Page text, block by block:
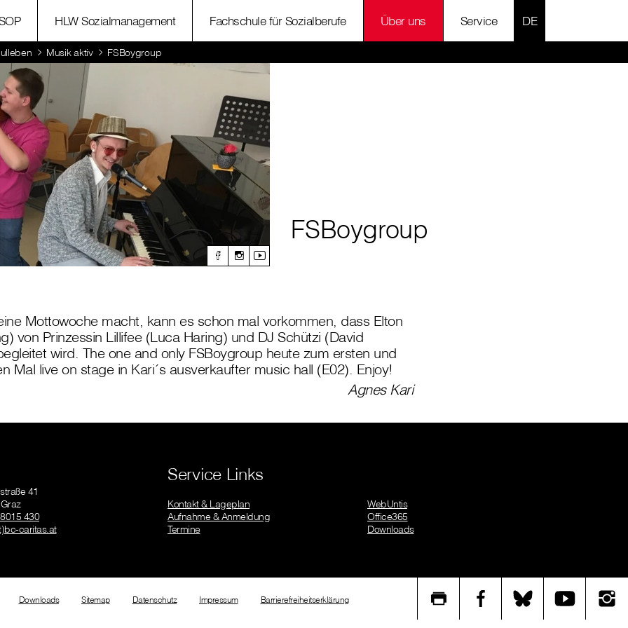
HLW Sozialmanagement Fachschule für Sozialberufe Über uns Service SPRACHE
Musik aktiv FSBoygroup
FSBoygroup
Mottowoche macht, kann es schon mal vorkommen, dass Elton
von Prinzessin Lillifee (Luca Haring) und DJ Schützi (David
wird. The one and only FSBoygroup heute zum ersten und
Mal live on stage in Kari´s ausverkaufter music hall (E02). Enjoy!
Agnes Kari
41
430
caritas.at
Service Links
Kontakt & Lageplan
Aufnahme & Anmeldung
Termine
WebUntis
Office365
Downloads
Downloads Sitemap Datenschutz Impressum Barrierefreiheitserklärung